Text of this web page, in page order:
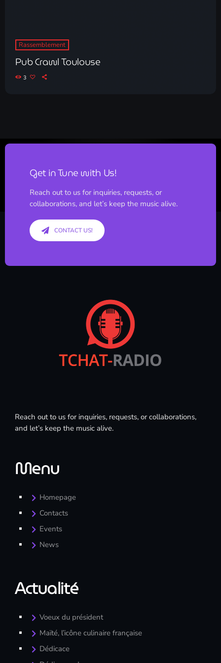
Rassemblement
Pub Crawl Toulouse
3
Get in Tune with Us!
Reach out to us for inquiries, requests, or
collaborations, and let’s keep the music alive.
CONTACT US!
Reach out to us for inquiries, requests, or collaborations,
and let’s keep the music alive.
Menu
Homepage
Contacts
Events
News
Actualité
Voeux du président
Maïté, l’icône culinaire française
Dédicace